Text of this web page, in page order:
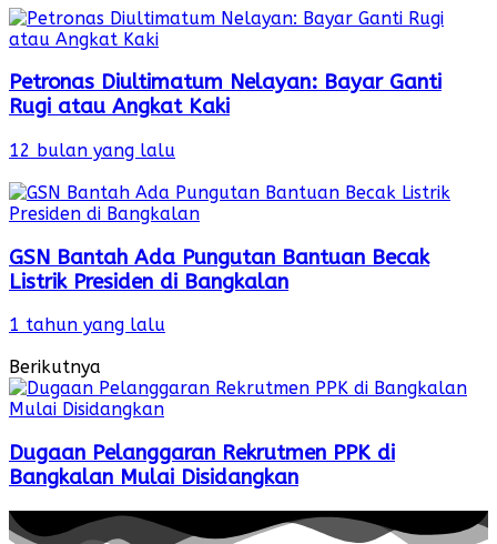
Petronas Diultimatum Nelayan: Bayar Ganti
Rugi atau Angkat Kaki
12 bulan yang lalu
GSN Bantah Ada Pungutan Bantuan Becak
Listrik Presiden di Bangkalan
1 tahun yang lalu
Berikutnya
Dugaan Pelanggaran Rekrutmen PPK di
Bangkalan Mulai Disidangkan